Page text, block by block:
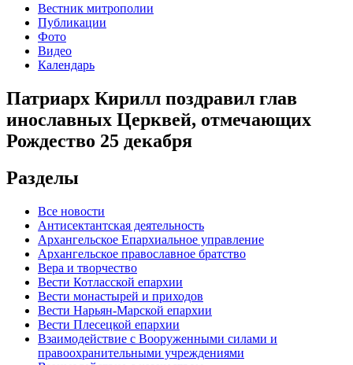
Вестник митрополии
Публикации
Фото
Видео
Календарь
Патриарх Кирилл поздравил глав
инославных Церквей, отмечающих
Рождество 25 декабря
Разделы
Все новости
Антисектантская деятельность
Архангельское Епархиальное управление
Архангельское православное братство
Вера и творчество
Вести Котласской епархии
Вести монастырей и приходов
Вести Нарьян-Марской епархии
Вести Плесецкой епархии
Взаимодействие с Вооруженными силами и
правоохранительными учреждениями